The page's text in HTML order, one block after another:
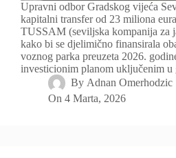
Upravni odbor Gradskog vijeća
kapitalni transfer od 23 miliona
TUSSAM (seviljska kompanija za
kako bi se djelimično finansirala
voznog parka preuzeta 2026.
investicionim planom uključenim
By Adnan Omerhodzic
On 4 Marta, 2026